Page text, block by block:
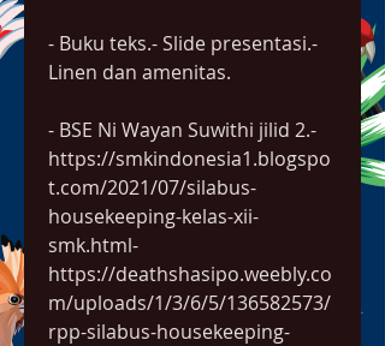
- Buku teks.- Slide presentasi.-
Linen dan amenitas.
- BSE Ni Wayan Suwithi jilid 2.-
https://smkindonesia1.blogspo
t.com/2021/07/silabus-
housekeeping-kelas-xii-
smk.html-
https://deathshasipo.weebly.co
m/uploads/1/3/6/5/136582573/
rpp-silabus-housekeeping-